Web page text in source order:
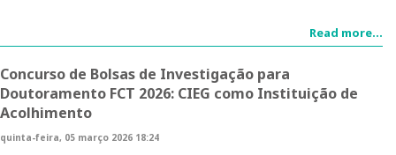
Bolseiras CIEG/FCT
Pós-Doutoramentos
Read more...
Concurso de Bolsas de Investigação para
Doutoramento FCT 2026: CIEG como Instituição de
Acolhimento
quinta-feira, 05 março 2026 18:24